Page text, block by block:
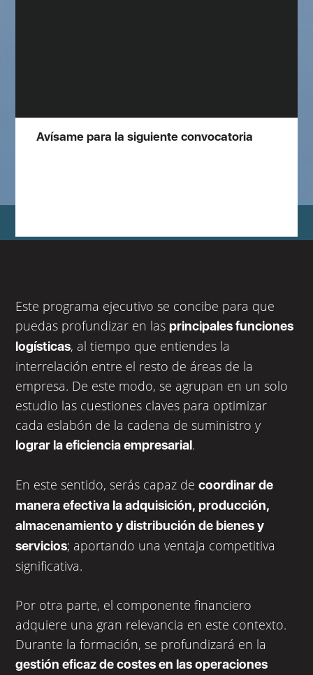
Avísame para la siguiente convocatoria
Este programa ejecutivo se concibe para que
puedas profundizar en lasprincipales funciones
logísticas, al tiempo que entiendes la
interrelación entre el resto de áreas de la
empresa. De este modo, se agrupan en un solo
estudio las cuestiones claves para optimizar
cada eslabón de la cadena de suministro y
lograr la eficiencia empresarial.
En este sentido, serás capaz decoordinar de
manera efectiva la adquisición, producción,
almacenamiento y distribución de bienes y
servicios; aportando una ventaja competitiva
significativa.
Por otra parte, el componente financiero
adquiere una gran relevancia en este contexto.
Durante la formación, se profundizará en la
gestión eficaz de costes en las operaciones